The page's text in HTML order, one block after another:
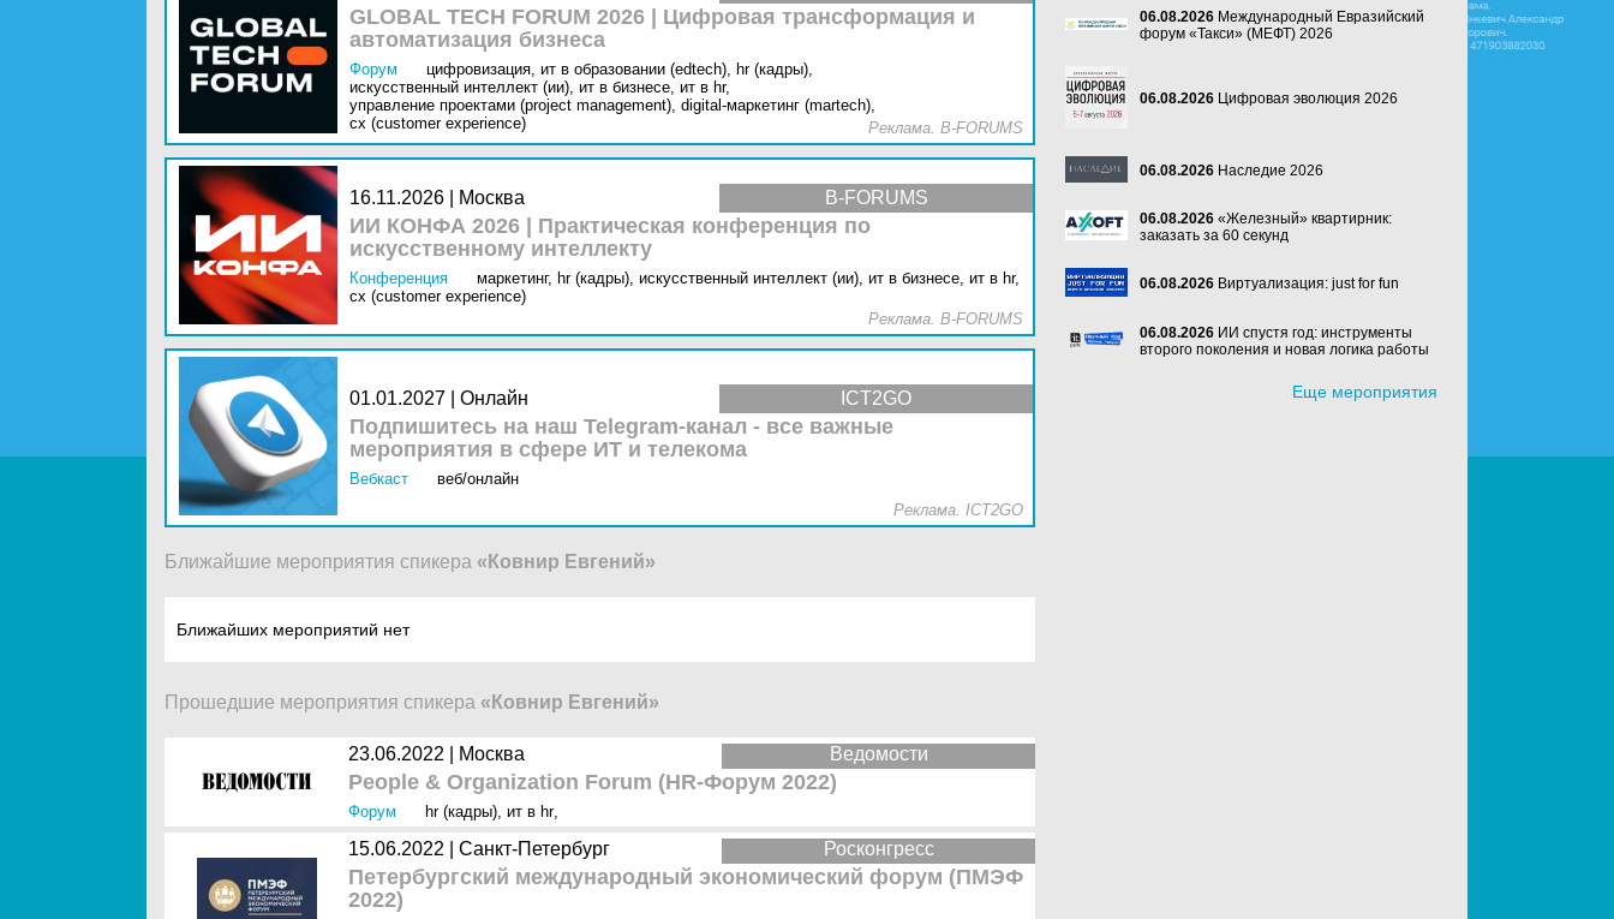
GLOBAL TECH FORUM 2026 | Цифровая трансформация и
автоматизация бизнеса
Форум цифровизация, ит в образовании (edtech), hr (кадры),
искусственный интеллект (ии), ит в бизнесе, ит в hr,
управление проектами (project management), digital-маркетинг (martech),
cx (customer experience)
Реклама. B-FORUMS
B-FORUMS
16.11.2026 | Москва
ИИ КОНФА 2026 | Практическая конференция по
искусственному интеллекту
Конференция маркетинг, hr (кадры), искусственный интеллект (ии), ит в бизнесе, ит в hr,
cx (customer experience)
Реклама. B-FORUMS
ICT2GO
01.01.2027 | Онлайн
Подпишитесь на наш Telegram-канал - все важные
мероприятия в сфере ИТ и телекома
Вебкаст
веб/онлайн
Реклама. ICT2GO
Ближайшие мероприятия спикера «Ковнир Евгений»
Ближайших мероприятий нет
Прошедшие мероприятия спикера «Ковнир Евгений»
Ведомости
23.06.2022 | Москва
People & Organization Forum (HR-Форум 2022)
Форум hr (кадры), ит в hr,
Росконгресс
15.06.2022 | Санкт-Петербург
Петербургский международный экономический форум (ПМЭФ
2022)
06.08.2026 Международный Евразийский
форум «Такси» (МЕФТ) 2026
06.08.2026 Цифровая эволюция 2026
06.08.2026 Наследие 2026
06.08.2026 «Железный» квартирник:
заказать за 60 секунд
06.08.2026 Виртуализация: just for fun
06.08.2026 ИИ спустя год: инструменты
второго поколения и новая логика работы
Еще мероприятия